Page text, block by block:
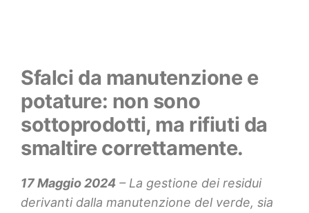
Sfalci da manutenzione e
potature: non sono
sottoprodotti, ma rifiuti da
smaltire correttamente.
17 Maggio 2024 – La gestione dei residui
derivanti dalla manutenzione del verde, sia